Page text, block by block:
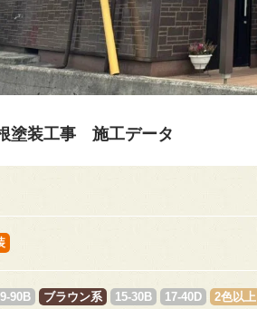
塗装工事 施工データ
90B ブラウン系 15-30B 17-40D 2色以上